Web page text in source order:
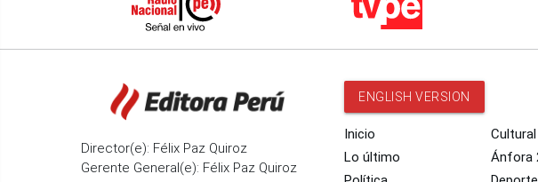
Director(e): Félix Paz Quiroz
Gerente General(e): Félix Paz Quiroz
ENGLISH VERSION
Inicio
Lo último
Cultural
Ánfora